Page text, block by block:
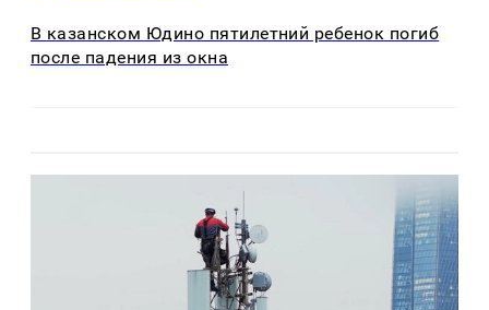
В казанском Юдино пятилетний ребенок погиб
после падения из окна